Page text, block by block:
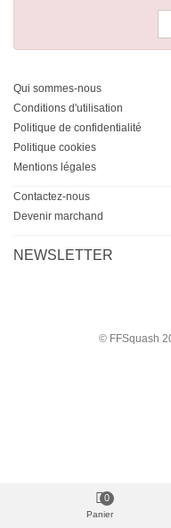
Qui sommes-nous
Conditions d'utilisation
Politique de confidentialité
Politique cookies
Mentions légales
Contactez-nous
Devenir marchand
NEWSLETTER
© FFSquash
Panier
0